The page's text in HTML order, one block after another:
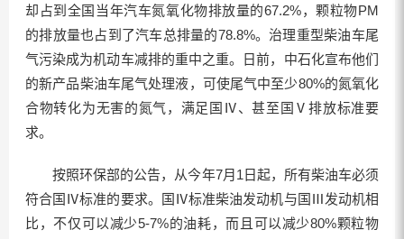
却占到全国当年汽车氮氧化物排放量的67.2%，颗粒物PM
的排放量也占到了汽车总排量的78.8%。治理重型柴油车尾
气污染成为机动车减排的重中之重。日前，中石化宣布他们
的新产品柴油车尾气处理液，可使尾气中至少80%的氮氧化
合物转化为无害的氮气，满足国Ⅳ、甚至国Ⅴ排放标准要
求。
按照环保部的公告，从今年7月1日起，所有柴油车必须
符合国Ⅳ标准的要求。国Ⅳ标准柴油发动机与国Ⅲ发动机相
比，不仅可以减少5-7%的油耗，而且可以减少80%颗粒物